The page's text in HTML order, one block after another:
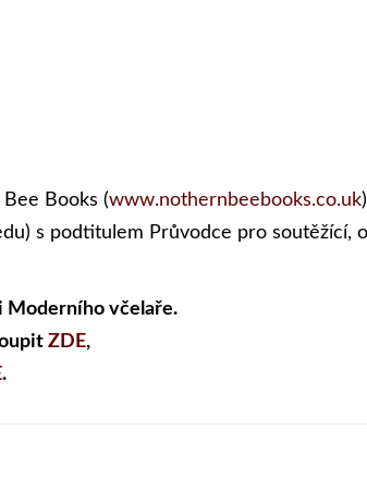
Books (www.nothernbeebooks.co.uk
s podtitulem Průvodce pro soutěžící,
Moderního včelaře.
ZDE,
.